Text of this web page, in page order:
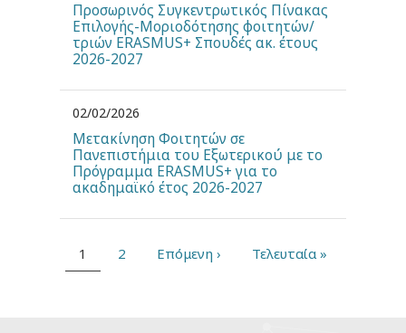
Προσωρινός Συγκεντρωτικός Πίνακας
Επιλογής-Μοριοδότησης φοιτητών/
τριών ERASMUS+ Σπουδές ακ. έτους
2026-2027
02/02/2026
Μετακίνηση Φοιτητών σε
Πανεπιστήμια του Εξωτερικού με το
Πρόγραμμα ERASMUS+ για το
ακαδημαϊκό έτος 2026-2027
Pagination
Current
page
1 Page
2 Next
page
Επόμενη › Last
Τελευταία »